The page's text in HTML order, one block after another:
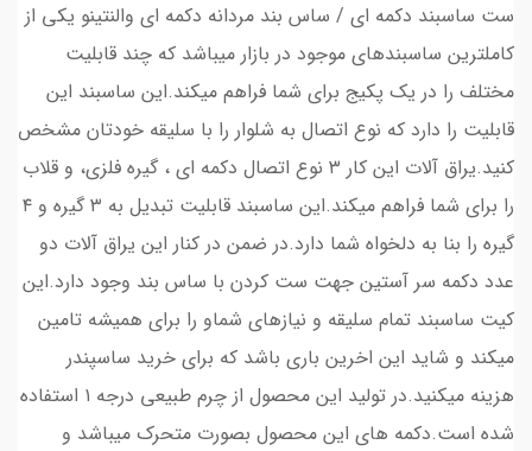
ست ساسبند دکمه ای / ساس بند مردانه دکمه ای والنتینو یکی از
کاملترین ساسبندهای موجود در بازار میباشد که چند قابلیت
مختلف را در یک پکیج برای شما فراهم میکند.این ساسبند این
قابلیت را دارد که نوع اتصال به شلوار را با سلیقه خودتان مشخص
کنید.یراق آلات این کار ۳ نوع اتصال دکمه ای ، گیره فلزی، و قلاب
را برای شما فراهم میکند‌.این ساسبند قابلیت تبدیل به ۳ گیره و ۴
گیره را بنا به دلخواه شما دارد.در ضمن در کنار این یراق آلات دو
عدد دکمه سر آستین جهت ست کردن با ساس بند وجود دارد.این
کیت ساسبند تمام سلیقه و نیازهای شماو را برای همیشه تامین
میکند و شاید این اخرین باری باشد که برای خرید ساسپندر
هزینه میکنید.در تولید این محصول از چرم طبیعی درجه ۱ استفاده
شده است.دکمه های این محصول بصورت متحرک میباشد و